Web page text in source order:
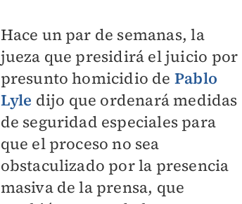
Hace un par de semanas, la
jueza que presidirá el juicio por
presunto homicidio de Pablo
Lyle dijo que ordenará medidas
de seguridad especiales para
que el proceso no sea
obstaculizado por la presencia
masiva de la prensa, que